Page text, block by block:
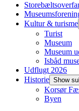
Kultur & turisme
Turist
Museum
Museum
Isbåd
Udflugt 2026
Historie Show
Korsør
Byen